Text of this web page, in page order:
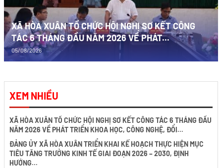
XÃ HÒA XUÂN TỔ CHỨC HỘI NGHỊ SƠ KẾT CÔNG
TÁC 6 THÁNG ĐẦU NĂM 2026 VỀ PHÁT...
05/08/2026
XEM NHIỀU
XÃ HÒA XUÂN TỔ CHỨC HỘI NGHỊ SƠ KẾT CÔNG TÁC 6 THÁNG ĐẦU
NĂM 2026 VỀ PHÁT TRIỂN KHOA HỌC, CÔNG NGHỆ, ĐỔI...
ĐẢNG ỦY XÃ HÒA XUÂN TRIỂN KHAI KẾ HOẠCH THỰC HIỆN MỤC
TIÊU TĂNG TRƯỞNG KINH TẾ GIAI ĐOẠN 2026 – 2030, ĐỊNH
HƯỚNG...